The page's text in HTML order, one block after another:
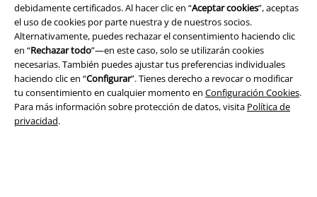
debidamente certificados. Al hacer clic en “Aceptar cookies”, aceptas
el uso de cookies por parte nuestra y de nuestros socios.
Alternativamente, puedes rechazar el consentimiento haciendo clic
en “Rechazar todo”—en este caso, solo se utilizarán cookies
necesarias. También puedes ajustar tus preferencias individuales
haciendo clic en “Configurar”. Tienes derecho a revocar o modificar
tu consentimiento en cualquier momento en Configuración Cookies.
Para más información sobre protección de datos, visita Política de
privacidad.
Legal
Términos y Condiciones
Aviso Legal